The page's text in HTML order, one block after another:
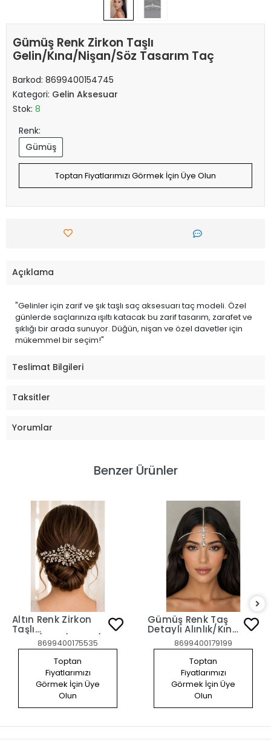
Gümüş Renk Zirkon Taşlı
Gelin/Kına/Nişan/Söz Tasarım Taç
Barkod: 8699400154745
Kategori: Gelin Aksesuar
Stok: 8
Renk:
Gümüş
Toptan Fiyatlarımızı Görmek İçin Üye Olun
Açıklama
"Gelinler için zarif ve şık taşlı saç aksesuarı taç modeli. Özel
günlerde saçlarınıza ışıltı katacak bu zarif tasarım, zarafet ve
şıklığı bir arada sunuyor. Düğün, nişan ve özel davetler için
mükemmel bir seçim!"
Teslimat Bilgileri
Taksitler
Yorumlar
Benzer Ürünler
Altın Renk Zirkon
Taşlı
Gelin/Kına/Nişan/Söz
Tasarım Saç
Aksesuarı
8699400175535
Toptan
Fiyatlarımızı
Görmek İçin Üye
Olun
Gümüş Renk Taş
Detaylı Alınlık/Kına
Aksesuarı8699400179199
Toptan
Fiyatlarımızı
Görmek İçin Üye
Olun